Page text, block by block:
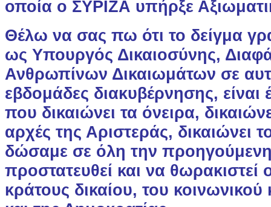
οποία ο ΣΥΡΙΖΑ υπήρξε
Θέλω να σας πω ότι το δείγμα
ως Υπουργός Δικαιοσύνης,
Ανθρωπίνων Δικαιωμάτων σε
εβδομάδες διακυβέρνησης, είναι
που δικαιώνει τα όνειρα,
αρχές της Αριστεράς, δικαιώνει
δώσαμε σε όλη την
προστατευθεί και να
κράτους δικαίου, του κοινωνικού